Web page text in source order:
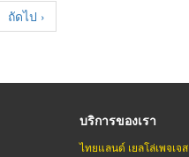
Next
page
ถัดไป ›
บริการของเรา
ไทยแลนด์ เยลโล่เพจเจส